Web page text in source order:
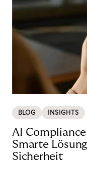
BLOG INSIGHTS
AI
Smarte
Sicherheit